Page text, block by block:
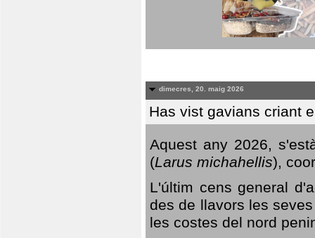
dimecres, 20. maig 2026
Has vist gavians criant
Aquest any 2026,
(Larus michahellis),
L'últim cens general
des de llavors les
les costes del nord